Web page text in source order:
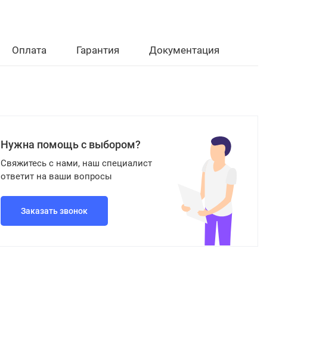
Оплата Гарантия Документация
Нужна помощь с выбором?
Свяжитесь с нами, наш специалист
ответит на ваши вопросы
Заказать звонок